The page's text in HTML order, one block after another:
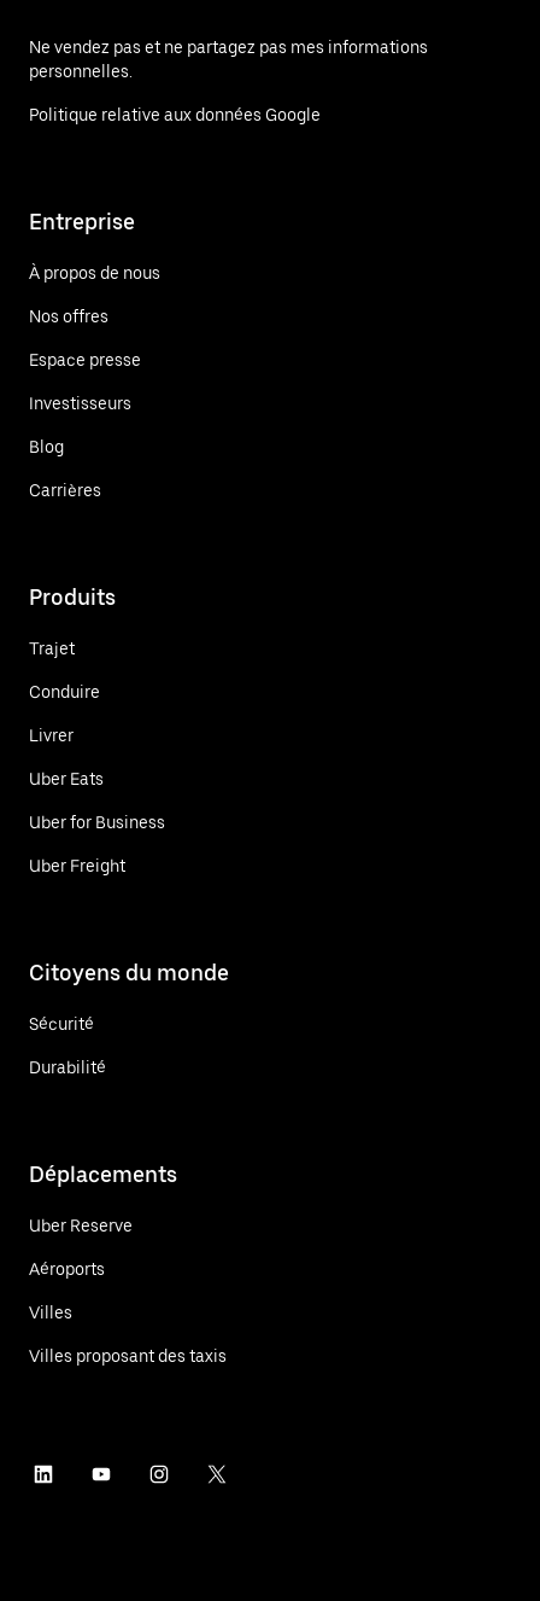
Ne vendez pas et ne partagez pas mes informations
personnelles.
Politique relative aux données Google
Entreprise
À propos de nous
Nos offres
Espace presse
Investisseurs
Blog
Carrières
Produits
Trajet
Conduire
Livrer
Uber Eats
Uber for Business
Uber Freight
Citoyens du monde
Sécurité
Durabilité
Déplacements
Uber Reserve
Aéroports
Villes
Villes proposant des taxis